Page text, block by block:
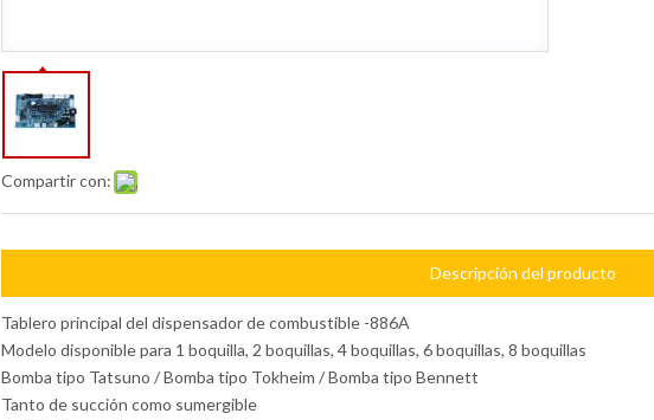
Compartir con:
Descripción del producto
Tablero principal del dispensador de combustible -886A
Modelo disponible para 1 boquilla, 2 boquillas, 4 boquillas, 6 boquillas, 8 boquillas
Bomba tipo Tatsuno / Bomba tipo Tokheim / Bomba tipo Bennett
Tanto de succión como sumergible